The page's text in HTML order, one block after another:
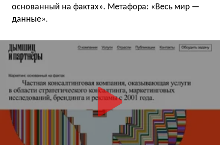
основанный на фактах». Метафора: «Весь мир —
данные».